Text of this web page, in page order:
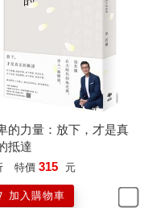
杯。
的力量：放下，才是真
抵達
特價 315 元
加入購物車